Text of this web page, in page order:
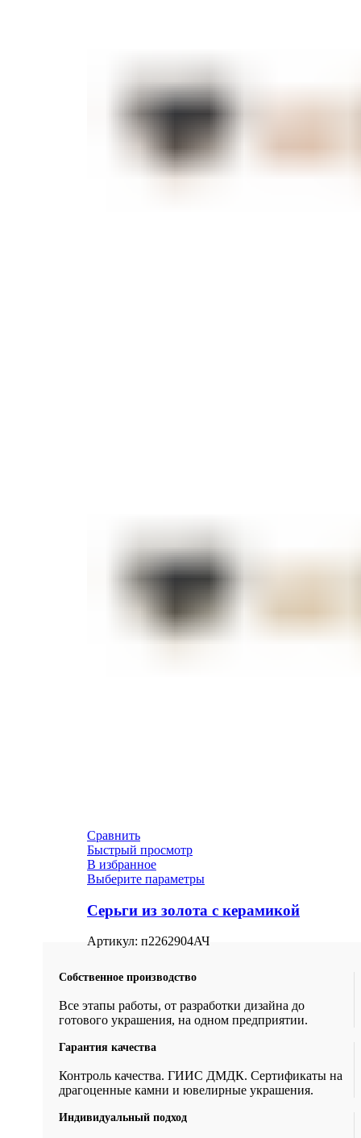
Сравнить
Быстрый просмотр
В избранное
Выберите параметры
Серьги из золота с керамикой
Артикул: п2262904АЧ
Собственное производство
Все этапы работы, от разработки дизайна до
готового украшения, на одном предприятии.
Гарантия качества
Контроль качества. ГИИС ДМДК. Сертификаты на
драгоценные камни и ювелирные украшения.
Индивидуальный подход